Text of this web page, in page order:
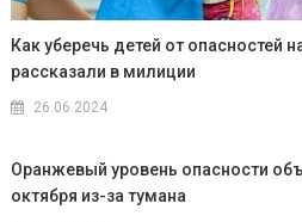
Как уберечь детей от опасностей
рассказали в милиции
26.06.2024
Оранжевый уровень опасности
октября из-за тумана